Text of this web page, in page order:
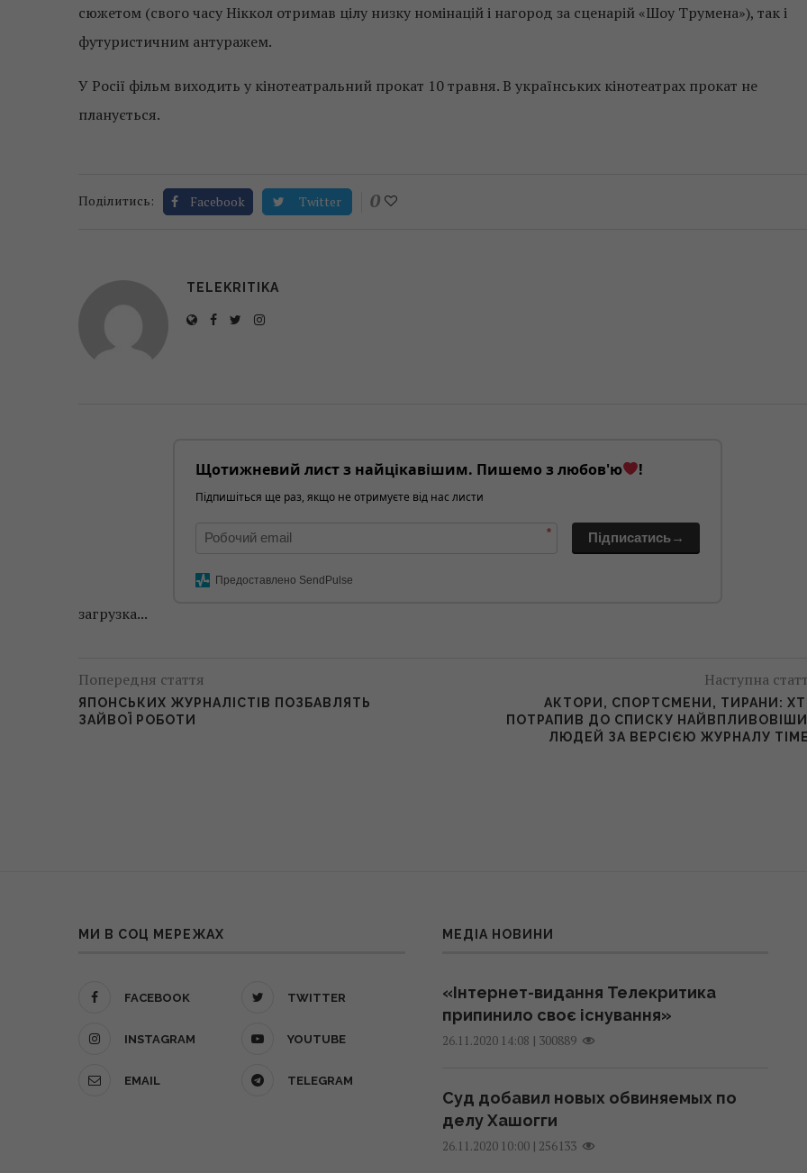
сюжетом (свого часу Ніккол отримав цілу низку номінацій і нагород за сценарій «Шоу Трумена»), так і
футуристичним антуражем.
У Росії фільм виходить у кінотеатральний прокат 10 травня. В українських кінотеатрах прокат не
планується.
Поділитись: Facebook Twitter 0
TELEKRITIKA
Щотижневий лист з найцікавішим. Пишемо з любов'ю !
Підпишіться ще раз, якщо не отримуєте від нас листи
* Підписатись→
Предоставлено SendPulse
загрузка...
Попередня стаття
ЯПОНСЬКИХ ЖУРНАЛІСТІВ ПОЗБАВЛЯТЬ
ЗАЙВОЇ РОБОТИ
Наступна
АКТОРИ, СПОРТСМЕНИ, ТИРАНИ:
ПОТРАПИВ ДО СПИСКУ
ЛЮДЕЙ ЗА ВЕРСІЄЮ ЖУРНАЛУ
МИ В СОЦ МЕРЕЖАХ
FACEBOOK TWITTER
INSTAGRAM YOUTUBE
EMAIL TELEGRAM
МЕДІА НОВИНИ
«Інтернет-видання Телекритика
припинило своє існування»
26.11.2020 14:08 | 300889
Суд добавил новых обвиняемых по
делу Хашогги
26.11.2020 10:00| 256133